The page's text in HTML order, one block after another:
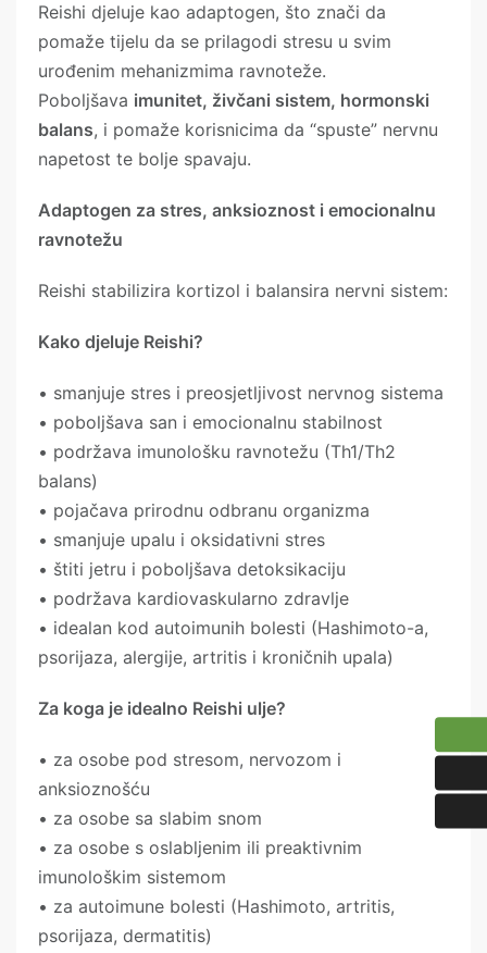
Reishi djeluje kao adaptogen, što znači da
pomaže tijelu da se prilagodi stresu u svim
urođenim mehanizmima ravnoteže.
Poboljšava imunitet, živčani sistem, hormonski
balans, i pomaže korisnicima da “spuste” nervnu
napetost te bolje spavaju.
Adaptogen za stres, anksioznost i emocionalnu
ravnotežu
Reishi stabilizira kortizol i balansira nervni sistem:
Kako djeluje Reishi?
• smanjuje stres i preosjetljivost nervnog sistema
• poboljšava san i emocionalnu stabilnost
• podržava imunološku ravnotežu (Th1/Th2
balans)
• pojačava prirodnu odbranu organizma
• smanjuje upalu i oksidativni stres
• štiti jetru i poboljšava detoksikaciju
• podržava kardiovaskularno zdravlje
• idealan kod autoimunih bolesti (Hashimoto-a,
psorijaza, alergije, artritis i kroničnih upala)
Za koga je idealno Reishi ulje?
• za osobe pod stresom, nervozom i
anksioznošću
• za osobe sa slabim snom
• za osobe s oslabljenim ili preaktivnim
imunološkim sistemom
• za autoimune bolesti (Hashimoto, artritis,
psorijaza, dermatitis)